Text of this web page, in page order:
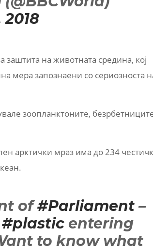
на животната средина, кој
мера запознаени со сериозноста
зоопланктоните,
арктички мраз има до 234
of#Parliament –
#plasticentering
to know what